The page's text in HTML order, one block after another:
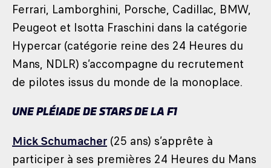
Ferrari, Lamborghini, Porsche, Cadillac, BMW,
Peugeot et Isotta Fraschini dans la catégorie
Hypercar (catégorie reine des 24 Heures du
Mans, NDLR) s’accompagne du recrutement
de pilotes issus du monde de la monoplace.
UNE PLÉIADE DE STARS DE LA F1
Mick Schumacher (25 ans) s’apprête à
participer à ses premières 24 Heures du Mans